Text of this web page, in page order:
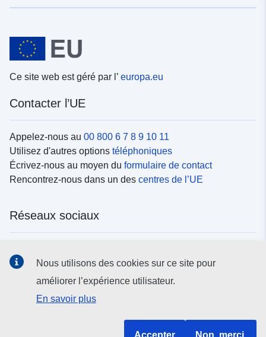
Ce site web est géré par l’ europa.eu
Contacter l’UE
Appelez-nous au 00 800 6 7 8 9 10 11
Utilisez d'autres options téléphoniques
Écrivez-nous au moyen du formulaire de contact
Rencontrez-nous dans un des centres de l’UE
Réseaux sociaux
Institutions et organes de l’UE
Nous utilisons des cookies sur ce site pour
améliorer l’expérience utilisateur.
En savoir plus
Accepter Non, merci.